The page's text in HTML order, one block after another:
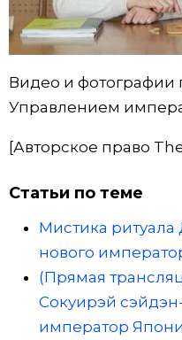
Видео и фотографии
Управлением
[Авторское право
Статьи по теме
Мистика ритуала
нового
(Прямая
Сокуирэй
император